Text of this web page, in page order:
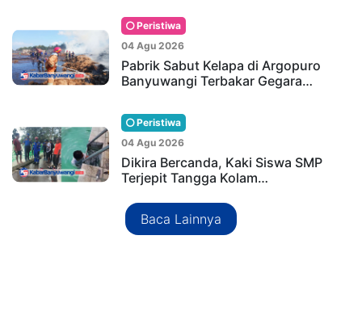
Peristiwa
04 Agu 2026
Pabrik Sabut Kelapa di Argopuro
Banyuwangi Terbakar Gegara…
Peristiwa
04 Agu 2026
Dikira Bercanda, Kaki Siswa SMP
Terjepit Tangga Kolam…
Baca Lainnya